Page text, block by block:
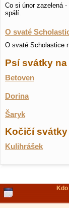
Co si únor zazelená
spálí.
O svaté
O svaté Scholastice
Psí svátky
Betoven
Dorina
Šaryk
Kočičí
Kulihrášek